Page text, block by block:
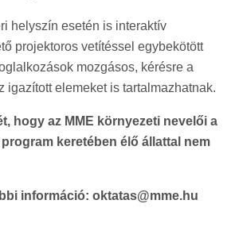
helyszín esetén is interaktív
projektoros vetítéssel egybekötött
mozgásos, kérésre a
igazított elemeket is tartalmazhatnak.
hogy az MME környezeti nevelői a
keretében élő állattal nem
információ: oktatas@mme.hu